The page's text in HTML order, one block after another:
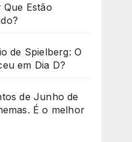
Estão
de Spielberg: O
em Dia D?
de Junho de
É o melhor